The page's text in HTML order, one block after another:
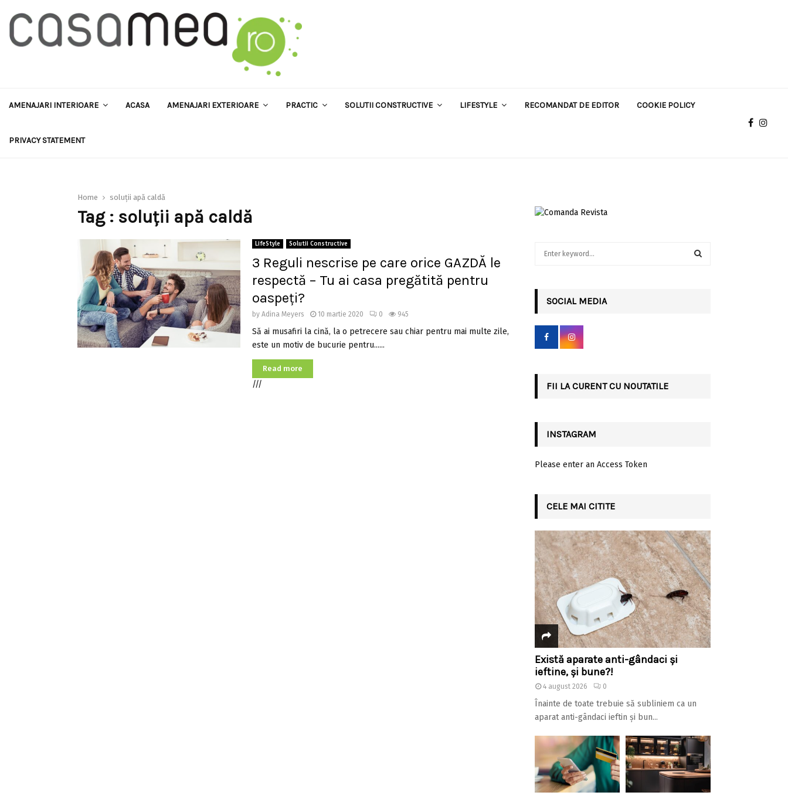
AMENAJARI INTERIOARE ACASA AMENAJARI EXTERIOARE PRACTIC SOLUTII CONSTRUCTIVE LIFESTYLE RECOMANDAT DE EDITOR COOKIE POLICY
PRIVACY STATEMENT
Home soluţii apă caldă
Tag : soluţii apă caldă
LifeStyle Solutii Constructive
3 Reguli nescrise pe care orice GAZDĂ le
respectă – Tu ai casa pregătită pentru
oaspeți?
by Adina Meyers 10 martie 2020 0 945
Să ai musafiri la cină, la o petrecere sau chiar pentru mai multe zile,
este un motiv de bucurie pentru......
Read more
///
r
SOCIAL MEDIA
FII LA CURENT CU NOUTATILE
INSTAGRAM
Please enter an Access Token
CELE MAI CITITE
Există aparate anti-gândaci și
ieftine, și bune?!
4 august 2026 0
Înainte de toate trebuie să subliniem ca un
aparat anti-gândaci ieftin și bun...